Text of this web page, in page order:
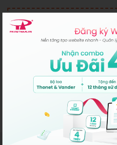
BẠN CẦN HỖ TRỢ
028-22317777
Kinh Doanh Hà Nội:
024-22317777